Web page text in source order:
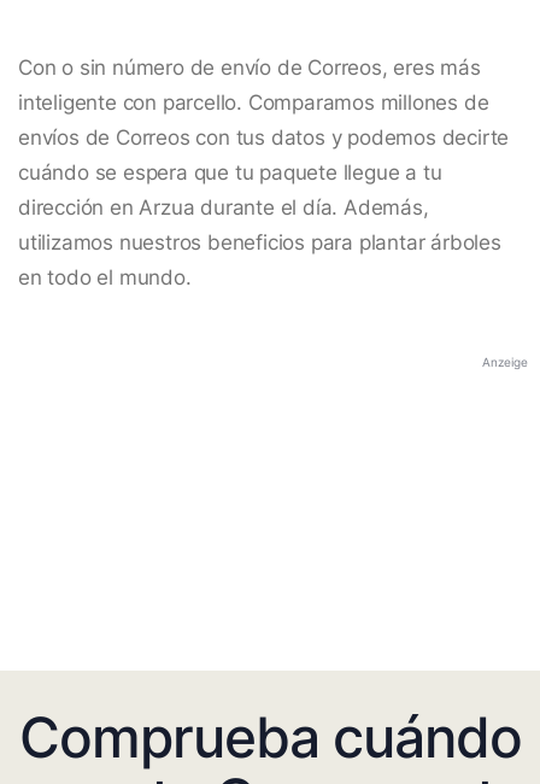
Con o sin número de envío de Correos, eres más
inteligente con parcello. Comparamos millones de
envíos de Correos con tus datos y podemos decirte
cuándo se espera que tu paquete llegue a tu
dirección en Arzua durante el día. Además,
utilizamos nuestros beneficios para plantar árboles
en todo el mundo.
Anzeige
Comprueba cuándo